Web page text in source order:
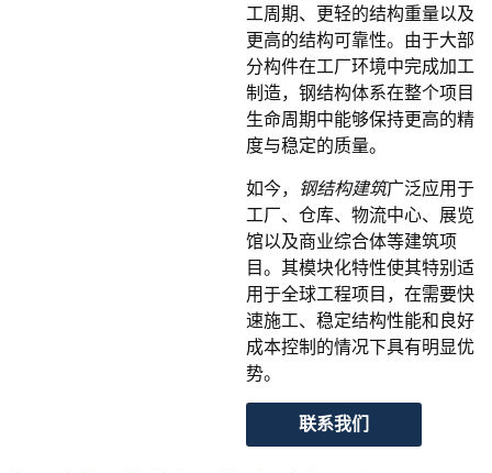
工周期、更轻的结构重量以及
更高的结构可靠性。由于大部
分构件在工厂环境中完成加工
制造，钢结构体系在整个项目
生命周期中能够保持更高的精
度与稳定的质量。
如今， 钢结构建筑广泛应用于
工厂、仓库、物流中心、展览
馆以及商业综合体等建筑项
目。其模块化特性使其特别适
用于全球工程项目，在需要快
速施工、稳定结构性能和良好
成本控制的情况下具有明显优
势。
联系我们